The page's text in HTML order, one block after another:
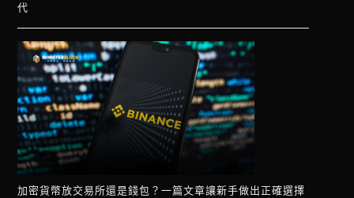
代
加密貨幣放交易所還是錢包？一篇文章讓新手做出正確選擇